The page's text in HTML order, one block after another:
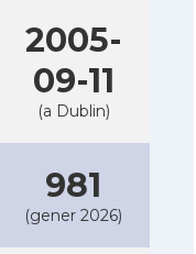
2005-
09-11
(a Dublin)
981
(gener 2026)